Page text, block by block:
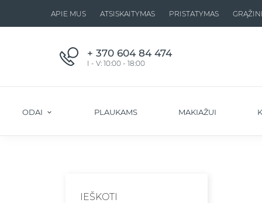
APIE MUS ATSISKAITYMAS PRISTATYMAS
+ 370 604 84 474
I - V: 10:00 - 18:00
ODAI PLAUKAMS MAKIAŽUI
IEŠKOTI